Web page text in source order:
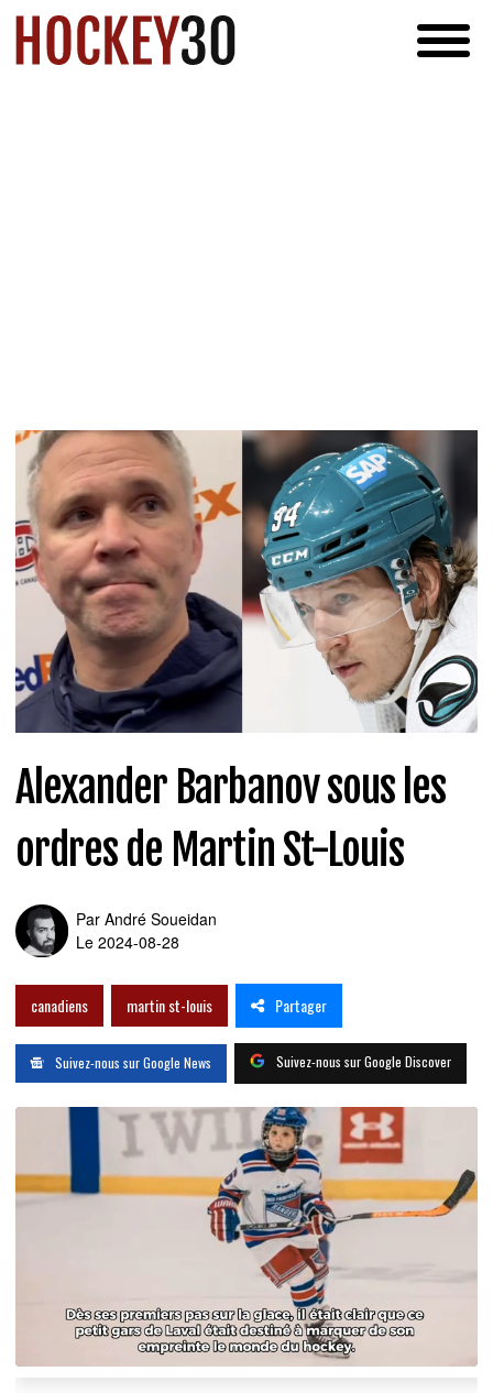
Alexander Barbanov sous les
ordres de Martin St-Louis
Par André Soueidan
Le 2024-08-28
canadiens martin st-louis Partager
Suivez-nous sur Google News Suivez-nous sur Google Discover